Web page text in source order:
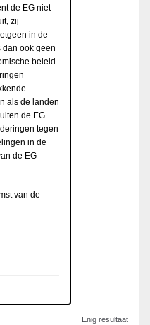
de EG niet
zij
in de
dan ook geen
beleid
als de landen
de EG.
tegen
in de
de EG
van de
Enig resultaat